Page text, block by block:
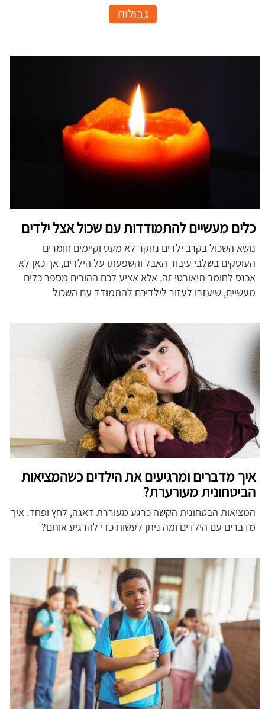
גבולות
כלים מעשיים להתמודדות עם שכול אצל ילדים
נושא השכול בקרב ילדים נחקר לא מעט וקיימים חומרים
העוסקים בשלבי עיבוד האבל והשפעתו על הילדים, אך כאן לא
אכנס לחומר תיאורטי זה, אלא אציע לכם ההורים מספר כלים
מעשיים, שיעזרו לעזור לילדיכם להתמודד עם השכול
איך מדברים ומרגיעים את הילדים כשהמציאות
הביטחונית מעורערת?
המציאות הבטחונית הקשה כרגע מעוררת דאגה, לחץ ופחד. איך
מדברים עם הילדים ומה ניתן לעשות כדי להרגיע אותם?